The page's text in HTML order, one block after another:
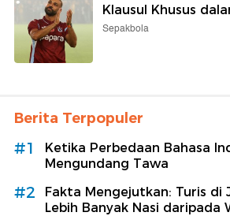
Klausul Khusus
Sepakbola
Berita Terpopuler
#1
Ketika Perbedaan Bahasa
Mengundang Tawa
#2
Fakta Mengejutkan: Turis di
Lebih Banyak Nasi daripada